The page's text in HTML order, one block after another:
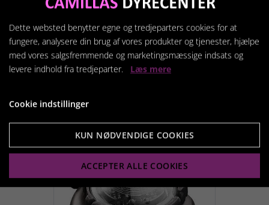
designet super lygte der gør
din hund synlig i mørket.
209,00 kr.
Dette websted benytter egne og tredjeparters cookies for at
fungere, analysere din brug af vores produkter og tjenester, hjælpe
med vores salgsfremmende og marketingsmæssige indsats og
levere indhold fra tredjeparter. Læs mere
Cookie indstillinger
KUN NØDVENDIGE COOKIES
ACCEPTER ALLE COOKIES